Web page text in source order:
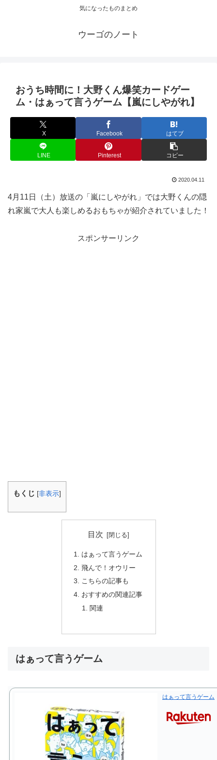
気になったものまとめ
ウーゴのノート
おうち時間に！大野くん爆笑カードゲー
ム・はぁって言うゲーム【嵐にしやがれ】
X Facebook はてブ
LINE Pinterest コピー
2020.04.11
4月11日（土）放送の「嵐にしやがれ」では大野くんの隠
れ家嵐で大人も楽しめるおもちゃが紹介されていました！
スポンサーリンク
もくじ [非表示]
目次
はぁって言うゲーム
飛んで！オウリー
こちらの記事も
おすすめの関連記事
関連
はぁって言うゲーム
はぁって言うゲーム